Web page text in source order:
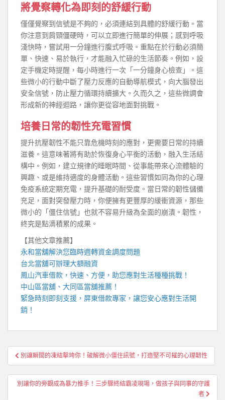
將覺察轉化為即刻的舒緩行動
僅僅覺察到信號是不夠的，必須連結到具體的舒緩行動。當
你注意到肩頸僵硬時，可以立即進行簡單的伸展；感到呼吸
淺快時，嘗試用一分鐘進行腹式呼吸。重點在於行動必須簡
單、快速、易於執行，才能融入忙碌的生活節奏。例如，設
定手機定時提醒，每小時進行一次「一分鐘身心檢查」。這
些微小的行動中斷了壓力反應的自動導航模式，向大腦發出
安全信號，防止壓力循環持續擴大。久而久之，這些微調會
形成新的神經迴路，讓你更從容地面對挑戰。
培養日常的韌性充電習慣
提升抗壓韌性不能只靠危機時刻的應對，更需要日常的持續
滋養。這意味著將有助於恢復身心平衡的活動，融入生活結
構中。例如，建立規律的睡眠時間、從事能帶來心流體驗的
興趣、或是維持適度的身體活動。這些習慣如同為你的心理
免疫系統定期充電，提升基礎的耐受度。當日常的韌性儲備
充足，面對突發壓力時，你便擁有更豐厚的緩衝資源，那些
微小的「僵住信號」也就不容易升級為全面的崩潰。韌性，
終究是點滴積累的成果。
【其他文章推薦】
永和當舖解決您臨時週轉資金調度問題
台北當舖可辦理大額融資
鳳山汽車借款 ，快速、方便，助您應對生活種種挑戰！
中山區當舖 、 大同區當舖推薦！
緊急時刻即刻支援，屏東借款專家，讓您安心應對生活開
銷！
文
章
導
覽
別讓瞬間的凍結擊垮你！破解微小僵住訊號，打造堅不可摧的心理韌性
別讓你的旁觀成為暴力推手！三步驟終結霸凌現場，做孩子與同事的守護
者